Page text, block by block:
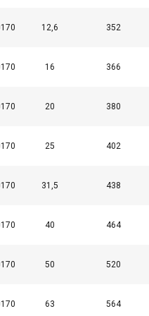
12,6 352
16 366
20 380
25 402
31,5 438
40 464
50 520
63 564
Naudojame
informacija
ją sujungti su